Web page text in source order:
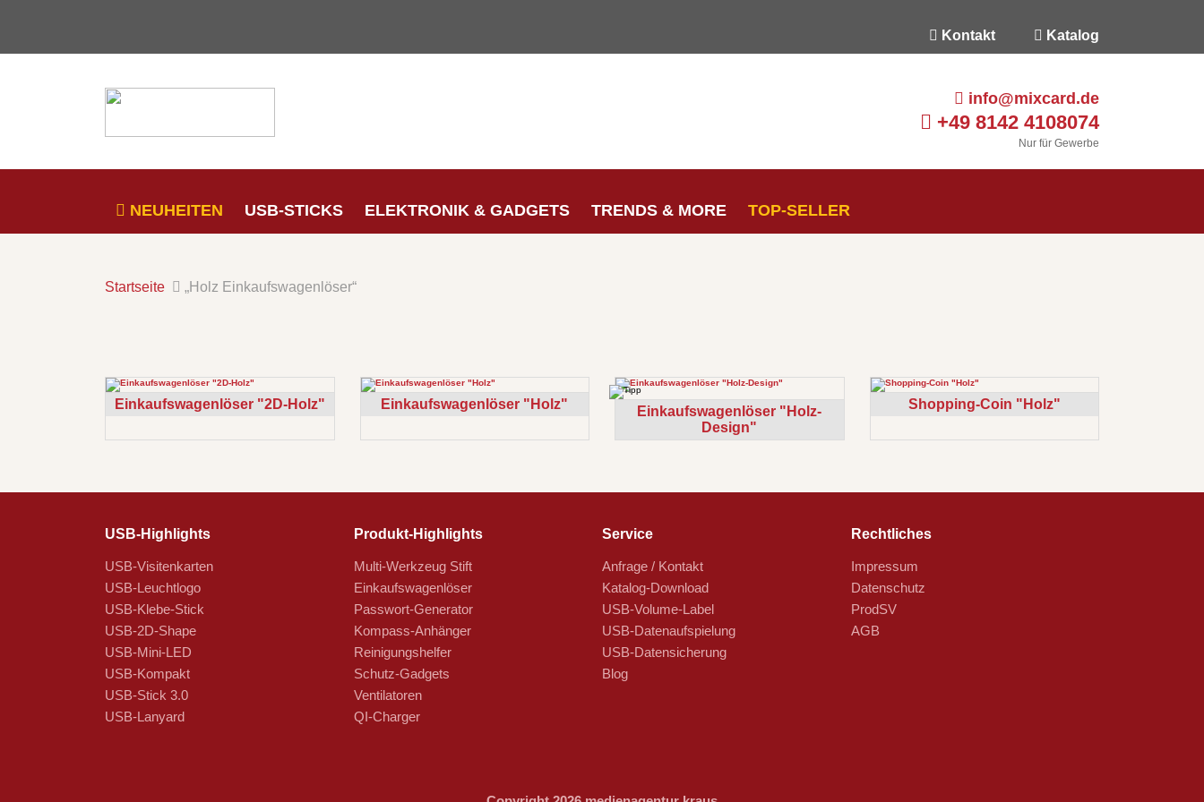
Kontakt Katalog
info@mixcard.de
+49 8142 4108074
Nur für Gewerbe
NEUHEITEN USB-STICKS ELEKTRONIK & GADGETS TRENDS & MORE TOP-SELLER
Startseite „Holz Einkaufswagenlöser“
Einkaufswagenlöser "2D-Holz" Einkaufswagenlöser "Holz"
Einkaufswagenlöser "Holz-
Design"
Shopping-Coin "Holz"
USB-Highlights
USB-Visitenkarten
USB-Leuchtlogo
USB-Klebe-Stick
USB-2D-Shape
USB-Mini-LED
USB-Kompakt
USB-Stick 3.0
USB-Lanyard
Produkt-Highlights
Multi-Werkzeug Stift
Einkaufswagenlöser
Passwort-Generator
Kompass-Anhänger
Reinigungshelfer
Schutz-Gadgets
Ventilatoren
QI-Charger
Service
Anfrage / Kontakt
Katalog-Download
USB-Volume-Label
USB-Datenaufspielung
USB-Datensicherung
Blog
Rechtliches
Impressum
Datenschutz
ProdSV
AGB